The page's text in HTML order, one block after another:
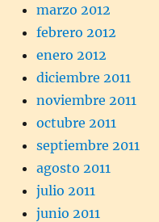
marzo 2012
febrero 2012
enero 2012
diciembre 2011
noviembre 2011
octubre 2011
septiembre 2011
agosto 2011
julio 2011
junio 2011